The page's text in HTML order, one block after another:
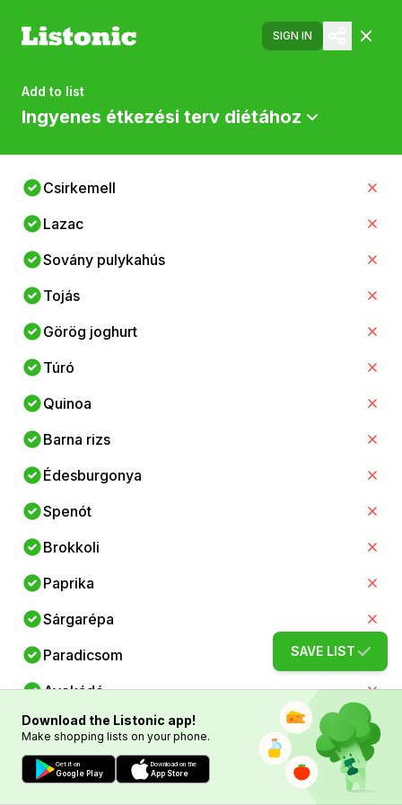
SIGN IN
Add to list
Ingyenes étkezési terv diétához
Csirkemell
Lazac
Sovány pulykahús
Tojás
Görög joghurt
Túró
Quinoa
Barna rizs
Édesburgonya
Spenót
Brokkoli
Paprika
Sárgarépa
Paradicsom
Avokádó
Eper
Áfonya
SAVE LIST
Download the Listonic app!
Make shopping lists on your phone.
Get it on
Google Play
Download on the
App Store